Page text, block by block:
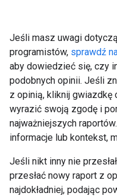
Jeśli masz uwagi
programistów, sprawdź
aby dowiedzieć się, czy
podobnych opinii. Jeśli
z opinią, kliknij gwiazdkę
wyrazić swoją zgodę i
najważniejszych
informacje lub kontekst,
Jeśli nikt inny nie
przesłać nowy raport z
najdokładniej, podając